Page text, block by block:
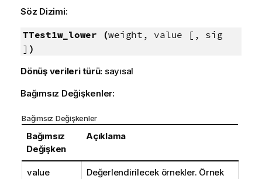
Söz Dizimi:
TTest1w_lower (weight, value [, sig
] )
Dönüş verileri türü: sayısal
Bağımsız Değişkenler:
Bağımsız Değişkenler
Bağımsız
Değişken
Açıklama
value
Değerlendirilecek örnekler. Örnek